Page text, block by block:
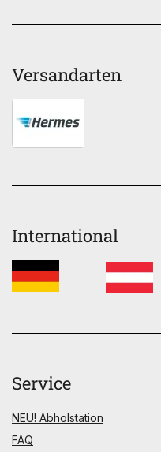
Versandarten
International
Service
NEU! Abholstation
FAQ